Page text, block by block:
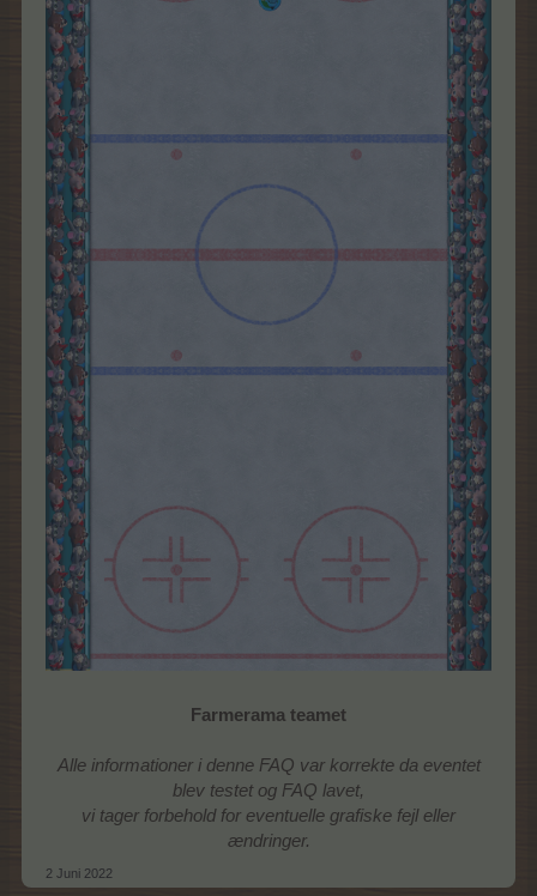
Farmerama teamet
Alle informationer i denne FAQ var korrekte da eventet
blev testet og FAQ lavet,
vi tager forbehold for eventuelle grafiske fejl eller
ændringer.
2 Juni 2022